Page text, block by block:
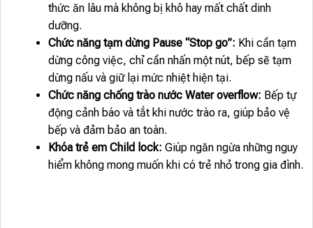
thức ăn lâu mà không bị khô hay mất chất dinh
dưỡng.
Chức năng tạm dừng Pause “Stop go”: Khi cần tạm
dừng công việc, chỉ cần nhấn một nút, bếp sẽ tạm
dừng nấu và giữ lại mức nhiệt hiện tại.
Chức năng chống trào nước Water overflow: Bếp tự
động cảnh báo và tắt khi nước trào ra, giúp bảo vệ
bếp và đảm bảo an toàn.
Khóa trẻ em Child lock: Giúp ngăn ngừa những nguy
hiểm không mong muốn khi có trẻ nhỏ trong gia đình.